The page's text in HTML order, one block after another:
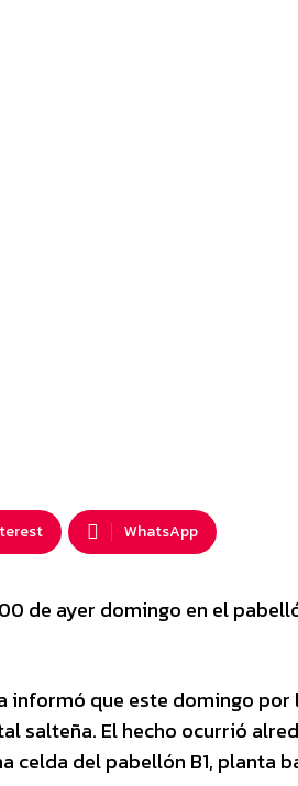
WhatsApp
de ayer domingo en el
informó que este domingo
salteña. El hecho ocurrió
celda del pabellón B1, planta